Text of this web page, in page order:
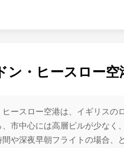
ン・ヒースロー
ヒースロー空港は、イギリスの
、市中心には高層ビルが少なく
間や深夜早朝フライトの場合、